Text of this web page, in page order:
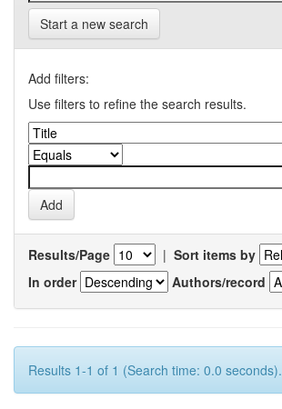
Start a new search
Add filters:
Use filters to refine the search results.
Results/Page | Sort items by
In order
Authors/record
Results 1-1 of 1 (Search time: 0.0 seconds).